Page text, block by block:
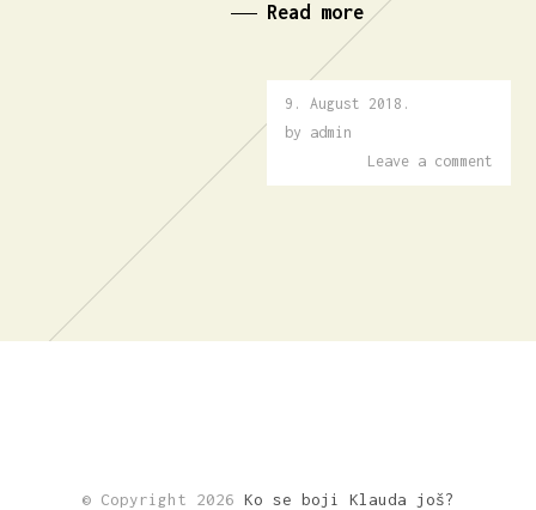
Read more
9. August 2018.
by admin
Leave a comment
© Copyright 2026 Ko se boji Klauda još?